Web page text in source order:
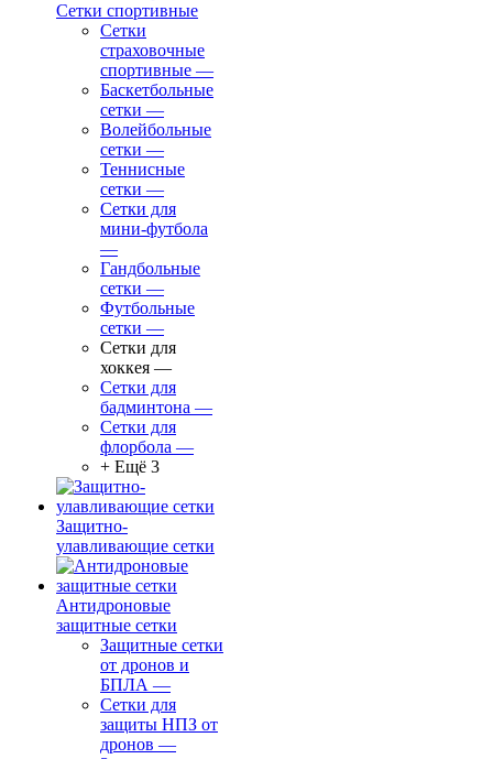
Сетки спортивные
Сетки
страховочные
спортивные —
Баскетбольные
сетки —
Волейбольные
сетки —
Теннисные
сетки —
Сетки для
мини-футбола
—
Гандбольные
сетки —
Футбольные
сетки —
Сетки для
хоккея —
Сетки для
бадминтона —
Сетки для
флорбола —
+ Ещё 3
Защитно-
улавливающие сетки
Антидроновые
защитные сетки
Защитные сетки
от дронов и
БПЛА —
Сетки для
защиты НПЗ от
дронов —